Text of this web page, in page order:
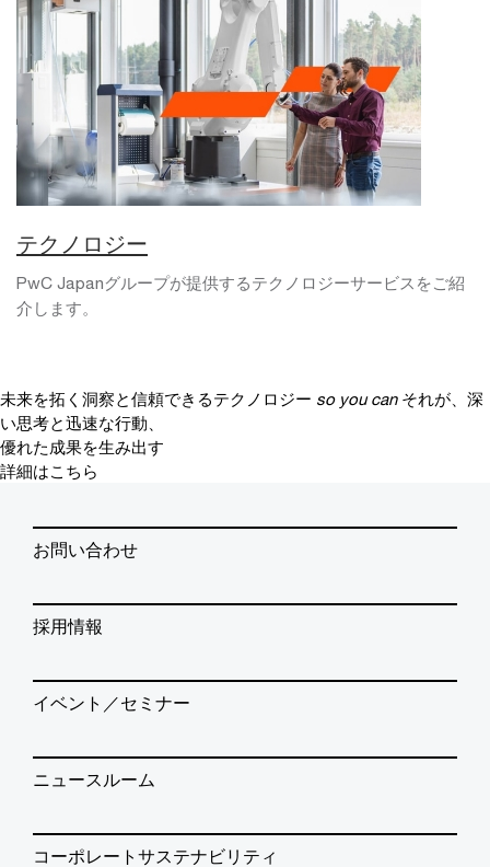
テクノロジー
PwC Japanグループが提供するテクノロジーサービスをご紹
介します。
未来を拓く洞察と信頼できるテクノロジー so you can それが、深
い思考と迅速な行動、
優れた成果を生み出す
詳細はこちら
お問い合わせ
採用情報
イベント／セミナー
ニュースルーム
コーポレートサステナビリティ